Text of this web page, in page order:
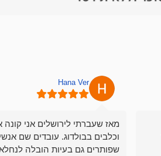
Hana Ver
מאז שעברתי לירושלים אני קונה
וכלבים בבולדוג. עובדים שם
שפותרים גם בעיות הובלה